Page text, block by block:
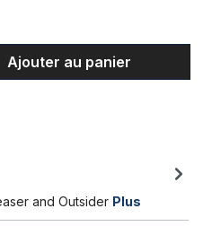
: Entrez la
Ajouter au panier
and Outsider Plus